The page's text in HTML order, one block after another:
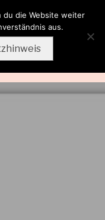
du die Website weiter
aus.